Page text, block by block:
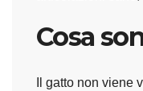
Cosa
Il gatto non